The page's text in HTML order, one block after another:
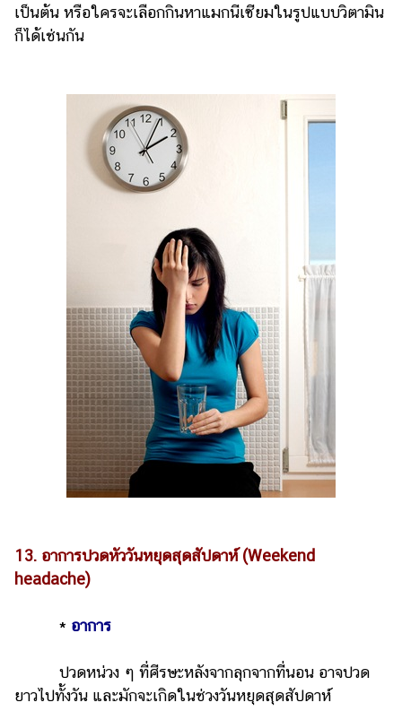
เป็นต้น หรือใครจะเลือกกินหาแมกนีเซียมในรูปแบบวิตามิน
ก็ได้เช่นกัน
13. อาการปวดหัววันหยุดสุดสัปดาห์ (Weekend
headache)
* อาการ
ปวดหน่วง ๆ ที่ศีรษะหลังจากลุกจากที่นอน อาจปวด
ยาวไปทั้งวัน และมักจะเกิดในช่วงวันหยุดสุดสัปดาห์